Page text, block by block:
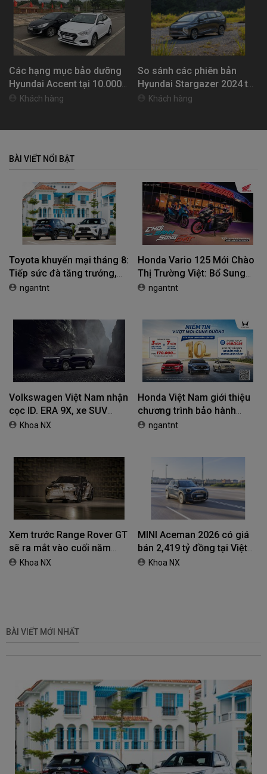
Các hạng mục bảo dưỡng
Hyundai Accent tại 10.000
kmKhách hàng
So sánh các phiên bản
Hyundai Stargazer 2024 tại
Việt Nam: giá, màu sắc,
Khách hàng
BÀI VIẾT NỔI BẬT
Toyota khuyến mại tháng 8:
Tiếp sức đà tăng trưởng,
tối ưu chi phí mua xe
ngantnt
Honda Vario 125 Mới Chào
Thị Trường Việt: Bổ Sung
Phiên Bản Street, Giá Từ
ngantnt
Volkswagen Việt Nam nhận
cọc ID. ERA 9X, xe SUV
EREV dự kiến giá dưới 3 tỷ
Khoa NX
Honda Việt Nam giới thiệu
chương trình bảo hành
chính hãng lên tới 10 năm
ngantnt
Xem trước Range Rover GT
sẽ ra mắt vào cuối năm
2026Khoa NX
MINI Aceman 2026 có giá
bán 2,419 tỷ đồng tại Việt
NamKhoa NX
BÀI VIẾT MỚI NHẤT